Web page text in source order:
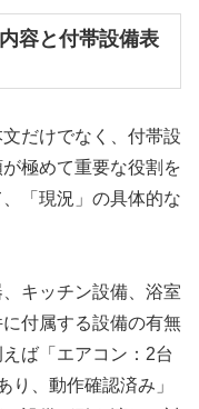
容と付帯設備表
だけでなく、付帯設
極めて重要な役割を
「現況」の具体的な
キッチン設備、浴室
付属する設備の有無
ば「エアコン：2台
り、動作確認済み」